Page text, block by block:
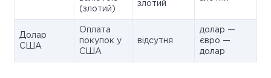
(злотий)
злотий
Долар
США
Оплата
покупок у
США
відсутня
долар —
євро —
долар